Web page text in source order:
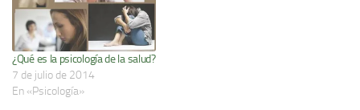
¿Qué es la psicología de la salud?
7 de julio de 2014
En «Psicología»